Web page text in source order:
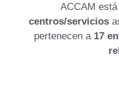
ACCAM
centros/servicios
pertenecen a 17